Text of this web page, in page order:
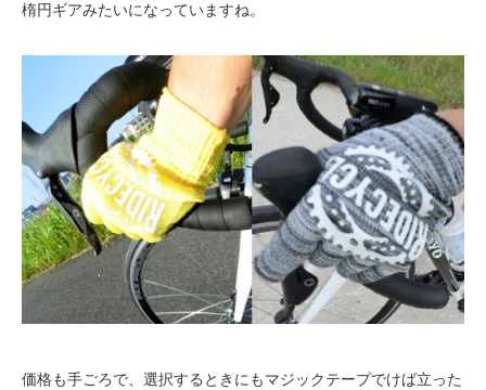
楕円ギアみたいになっていますね。
価格も手ごろで、選択するときにもマジックテープでけば立った